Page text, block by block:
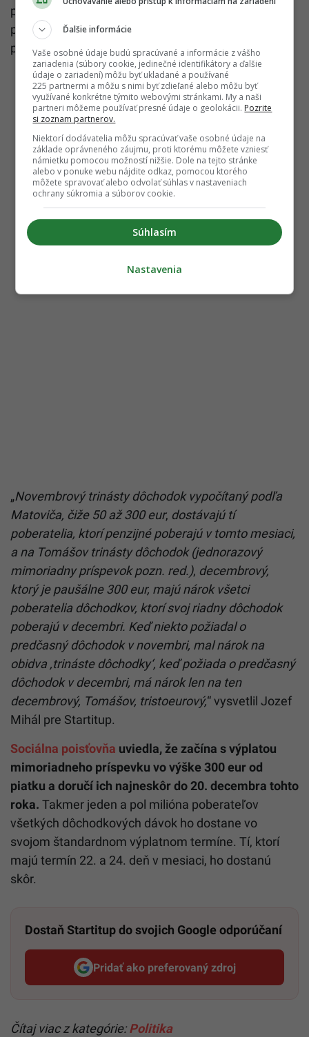
prezývaný tiež ako 13. dôchodok (tento príspevok
pochádza z dielne Tomáša), ktorý by mal byť plošne
pre každého 300 eur.
„Novembrový trinásty dôchodok vypočítaný podľa
Matoviča, čiže 50 až 300 eur, dostávajú tí
poberatelia, ktorí penzijné poberajú v tomto mesiaci,
a na Tomášov trinásty dôchodok (jednorazový
mimoriadny príspevok pozn. red.), decembrový,
ktorý je paušálne 300 eur, majú nárok všetci
poberatelia dôchodkov, ktorí svoj riadny dôchodok
poberajú v decembri. Keď niekto požiadal o
predčasný dôchodok v novembri, mal nárok na
obidva ,trináste dôchodky‘, keď požiada o predčasný
dôchodok v decembri, má nárok len na ten
decembrový, Tomášov, tristoeurový,“ vysvetlil Jozef
Mihál pre Startitup.
Sociálna poisťovňa uviedla, že začína s výplatou
mimoriadneho príspevku vo výške 300 eur od
piatku a doručí ich najneskôr do 20. decembra tohto
roka. Takmer jeden a pol milióna poberateľov
všetkých dôchodkových dávok ho dostane vo
svojom štandardnom výplatnom termíne. Tí, ktorí
majú termín 22. a 24. deň v mesiaci, ho dostanú
skôr.
Dostaň Startitup do svojich Google odporúčaní
Pridať ako preferovaný zdroj
Startitup, odkaz sa otvorí v
Čítaj viac z kategórie:Politika
Ďalšie informácie
Vaše osobné údaje budú spracúvané a informácie z vášho
zariadenia (súbory cookie, jedinečné identifikátory a ďalšie
údaje o zariadení) môžu byť ukladané a používané
225 partnermi a môžu s nimi byť zdieľané alebo môžu byť
využívané konkrétne týmito webovými stránkami. My a naši
partneri môžeme používať presné údaje o geolokácii. Pozrite
si zoznam partnerov.
Niektorí dodávatelia môžu spracúvať vaše osobné údaje na
základe oprávneného záujmu, proti ktorému môžete vzniesť
námietku pomocou možností nižšie. Dole na tejto stránke
alebo v ponuke webu nájdite odkaz, pomocou ktorého
môžete spravovať alebo odvolať súhlas v nastaveniach
ochrany súkromia a súborov cookie.
Súhlasím
Nastavenia